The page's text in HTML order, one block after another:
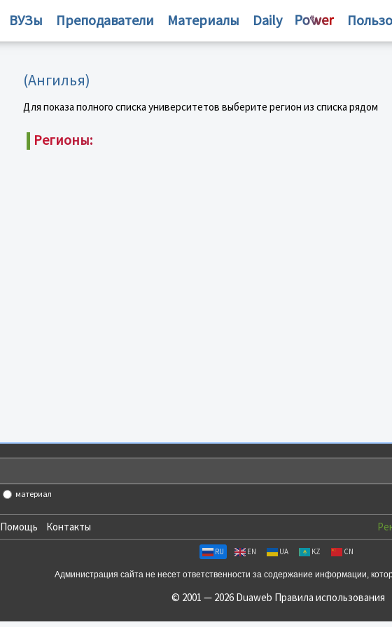
ВУЗы Преподаватели Материалы Daily
(Ангилья)
Для показа полного списка университетов выберите регион из списка рядом
Регионы:
материал
Помощь Контакты
RU EN UA KZ CN
Администрация сайта не несет ответственности за содержание информации,
© 2001 — 2026 Duaweb Правила использования